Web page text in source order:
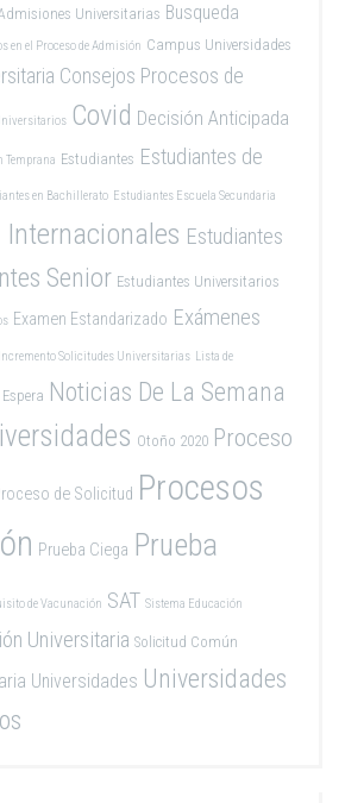
Universitarias Busqueda
en el Proceso de Admisión Campus Universidades
Consejos Procesos de
Covid Decisión Anticipada
Temprana Estudiantes Estudiantes de
en Bachillerato Estudiantes Escuela Secundaria
Estudiantes
Senior Estudiantes Universitarios
Examen Estandarizado Exámenes
Incremento Solicitudes Universitarias Lista de
Noticias De La Semana
Otoño 2020 Proceso
de Solicitud Procesos
Prueba Ciega Prueba
de Vacunación SAT Sistema Educación
Universitaria Solicitud Común
Universidades Universidades